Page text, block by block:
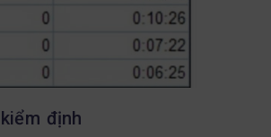
định